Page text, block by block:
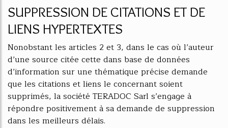
SUPPRESSION DE CITATIONS ET DE
LIENS HYPERTEXTES
Nonobstant les articles 2 et 3, dans le cas où l’auteur
d’une source citée cette dans base de données
d’information sur une thématique précise demande
que les citations et liens le concernant soient
supprimés, la société TERADOC Sarl s’engage à
répondre positivement à sa demande de suppression
dans les meilleurs délais.